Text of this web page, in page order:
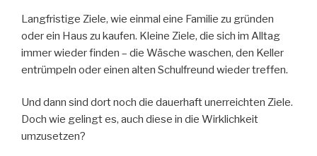
going
to
water
them.“
Langfristige Ziele, wie einmal eine Familie zu gründen
oder ein Haus zu kaufen. Kleine Ziele, die sich im Alltag
immer wieder finden – die Wäsche waschen, den Keller
entrümpeln oder einen alten Schulfreund wieder treffen.
Und dann sind dort noch die dauerhaft unerreichten Ziele.
Doch wie gelingt es, auch diese in die Wirklichkeit
umzusetzen?